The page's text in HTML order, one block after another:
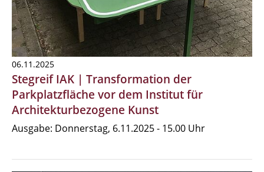
06.11.2025
Stegreif IAK | Transformation der
Parkplatzfläche vor dem Institut für
Architekturbezogene Kunst
Ausgabe: Donnerstag, 6.11.2025 - 15.00 Uhr